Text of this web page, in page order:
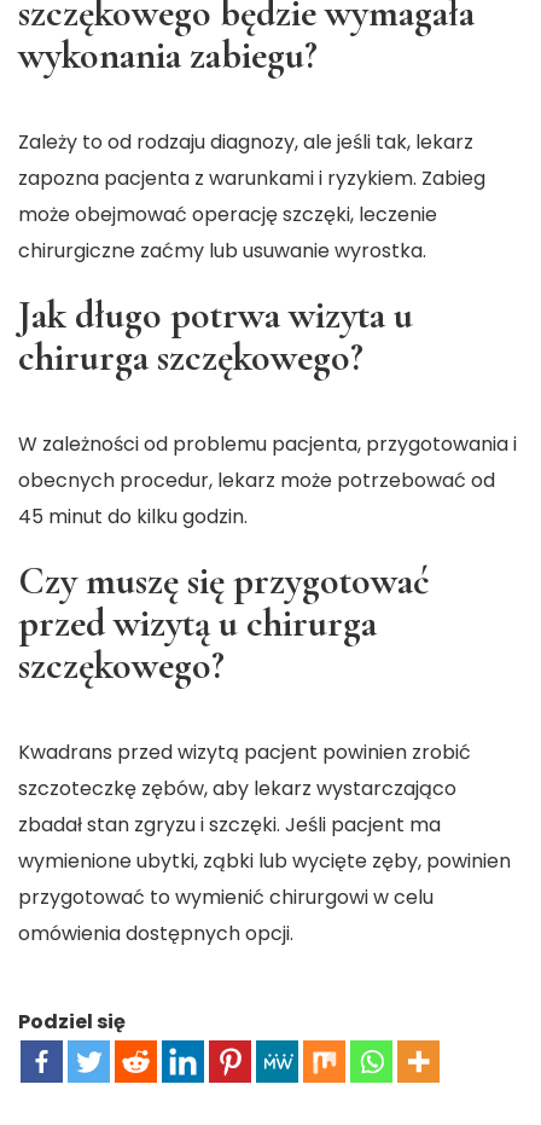
szczękowego będzie wymagała
wykonania zabiegu?
Zależy to od rodzaju diagnozy, ale jeśli tak, lekarz
zapozna pacjenta z warunkami i ryzykiem. Zabieg
może obejmować operację szczęki, leczenie
chirurgiczne zaćmy lub usuwanie wyrostka.
Jak długo potrwa wizyta u
chirurga szczękowego?
W zależności od problemu pacjenta, przygotowania i
obecnych procedur, lekarz może potrzebować od
45 minut do kilku godzin.
Czy muszę się przygotować
przed wizytą u chirurga
szczękowego?
Kwadrans przed wizytą pacjent powinien zrobić
szczoteczkę zębów, aby lekarz wystarczająco
zbadał stan zgryzu i szczęki. Jeśli pacjent ma
wymienione ubytki, ząbki lub wycięte zęby, powinien
przygotować to wymienić chirurgowi w celu
omówienia dostępnych opcji.
Podziel się